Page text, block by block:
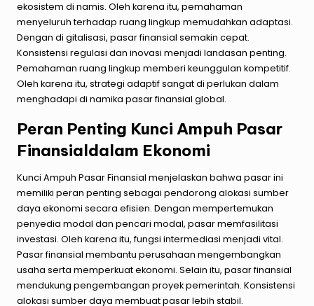
ekosistem di namis. Oleh karena itu, pemahaman
menyeluruh terhadap ruang lingkup memudahkan adaptasi.
Dengan di gitalisasi, pasar finansial semakin cepat.
Konsistensi regulasi dan inovasi menjadi landasan penting.
Pemahaman ruang lingkup memberi keunggulan kompetitif.
Oleh karena itu, strategi adaptif sangat di perlukan dalam
menghadapi di namika pasar finansial global.
Peran Penting Kunci Ampuh Pasar
Finansialdalam Ekonomi
Kunci Ampuh Pasar Finansial menjelaskan bahwa pasar ini
memiliki peran penting sebagai pendorong alokasi sumber
daya ekonomi secara efisien. Dengan mempertemukan
penyedia modal dan pencari modal, pasar memfasilitasi
investasi. Oleh karena itu, fungsi intermediasi menjadi vital.
Pasar finansial membantu perusahaan mengembangkan
usaha serta memperkuat ekonomi. Selain itu, pasar finansial
mendukung pengembangan proyek pemerintah. Konsistensi
alokasi sumber daya membuat pasar lebih stabil.